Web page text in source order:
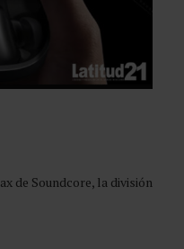
de Soundcore, la división